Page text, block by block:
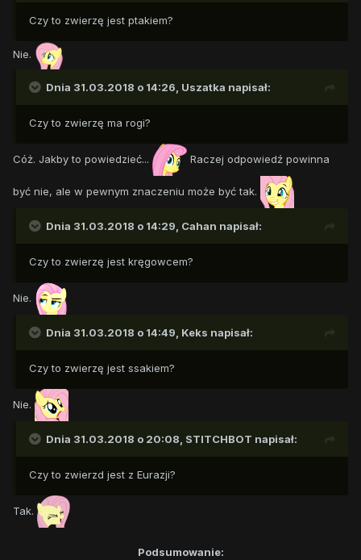
Czy to zwierzę jest ptakiem?
Nie.
Dnia 31.03.2018 o 14:26, Uszatka napisał:
Czy to zwierzę ma rogi?
Cóż. Jakby to powiedzieć... Raczej odpowiedź powinna
być nie, ale w pewnym znaczeniu może być tak.
Dnia 31.03.2018 o 14:29, Cahan napisał:
Czy to zwierzę jest kręgowcem?
Nie.
Dnia 31.03.2018 o 14:49, Keks napisał:
Czy to zwierzę jest ssakiem?
Nie.
Dnia 31.03.2018 o 20:08, STITCHBOT napisał:
Czy to zwierzd jest z Eurazji?
Tak.
Podsumowanie: